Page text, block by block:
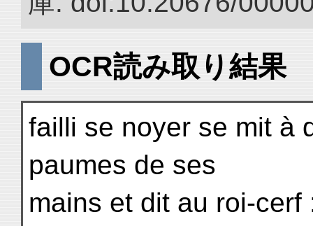
OCR読み取り結果
failli se noyer se mit à
paumes de ses
mains et dit au roi-